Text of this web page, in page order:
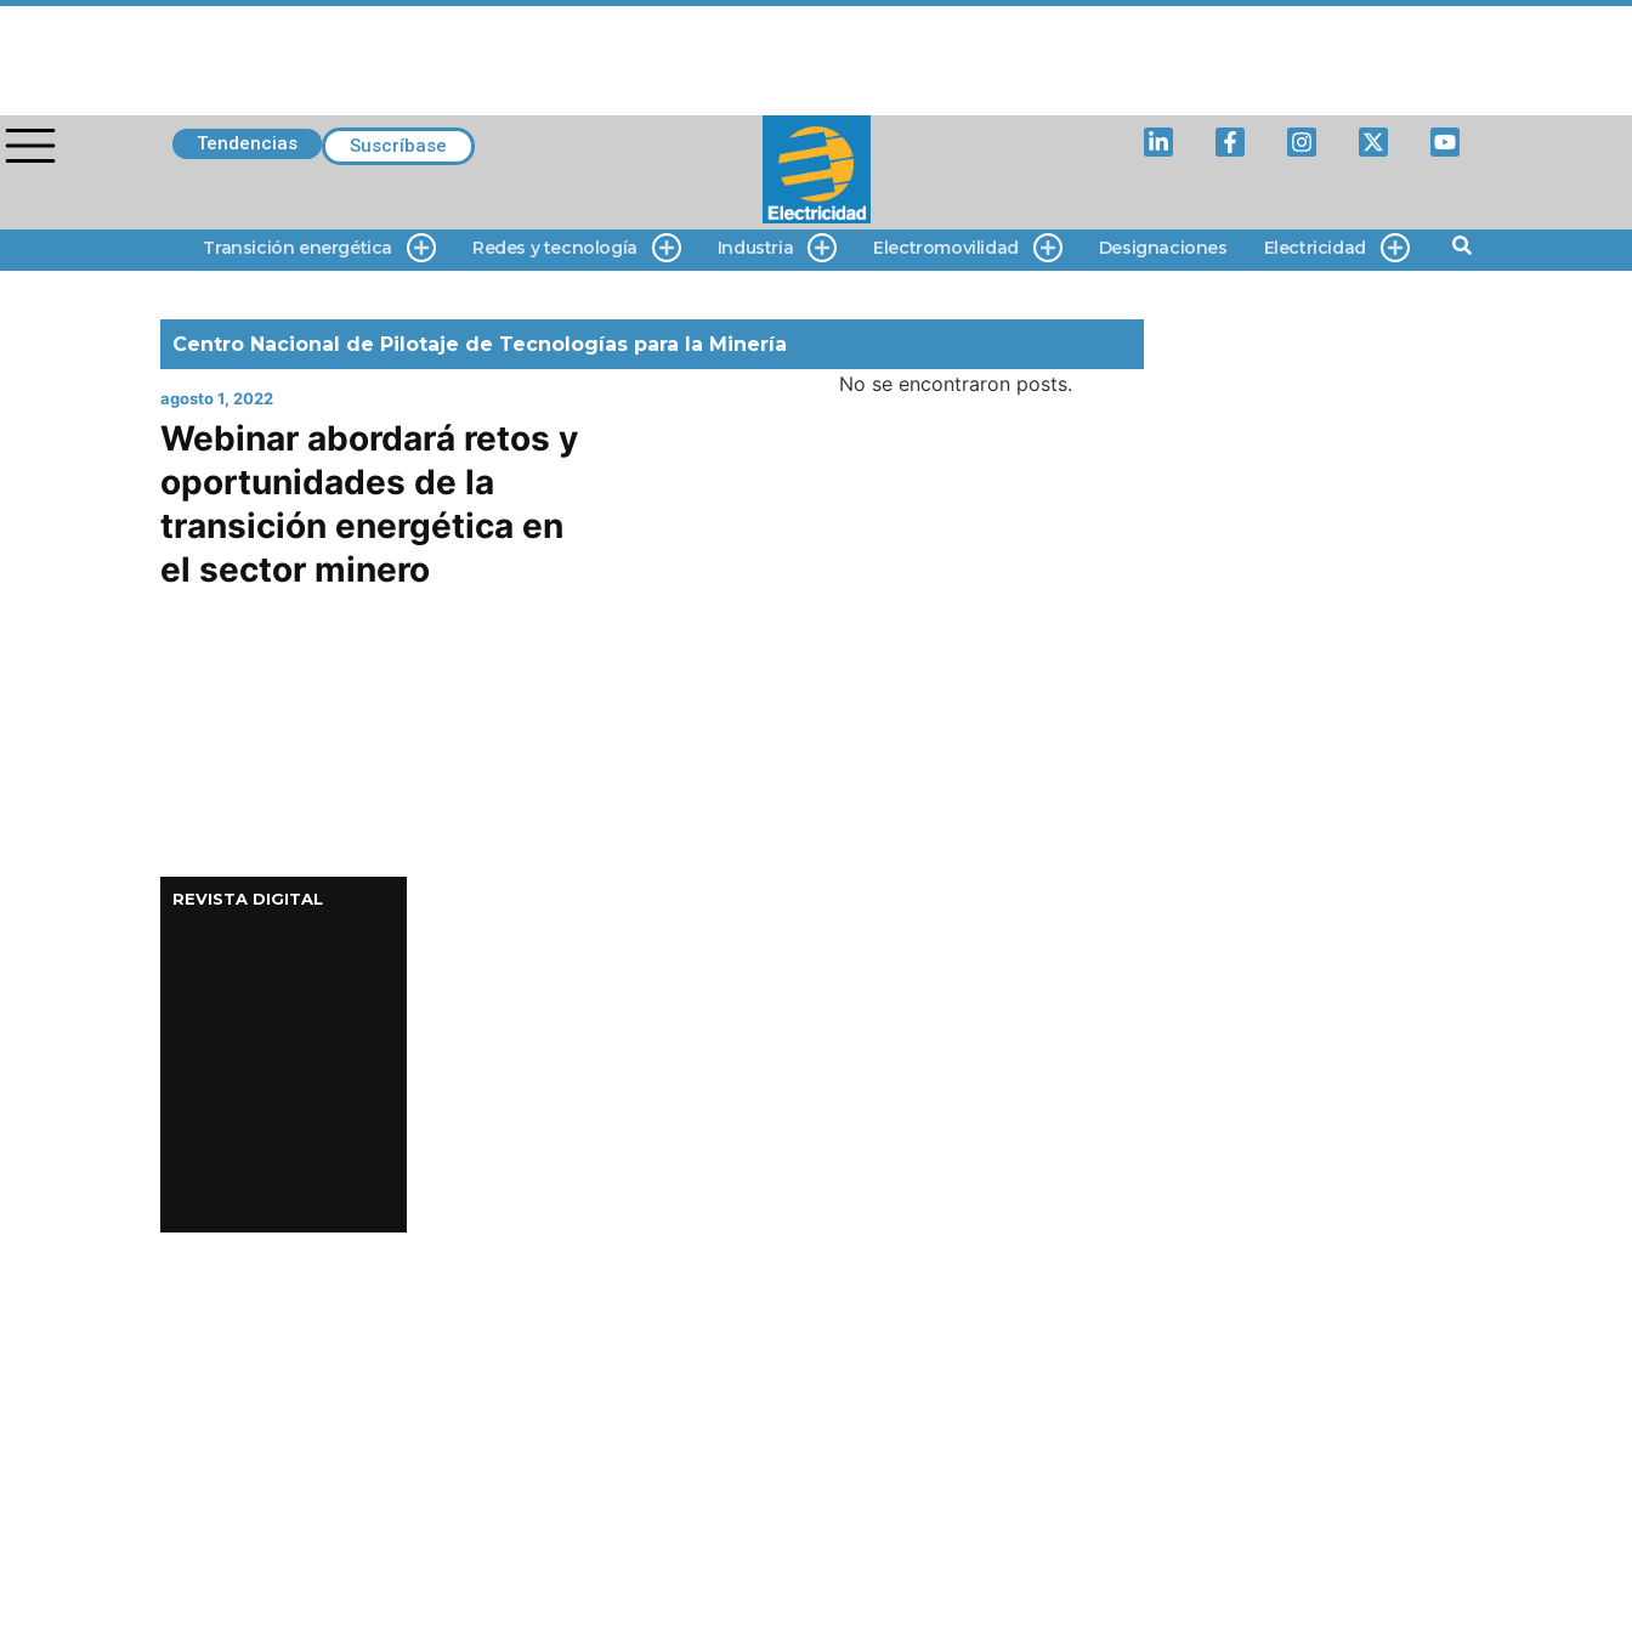
Tendencias Suscríbase
Transición energética Redes y tecnología Industria Electromovilidad Designaciones Electricidad
Centro Nacional de Pilotaje de Tecnologías para la Minería
agosto 1, 2022
Webinar abordará retos y
oportunidades de la
transición energética en
el sector minero
No se encontraron posts.
REVISTA DIGITAL